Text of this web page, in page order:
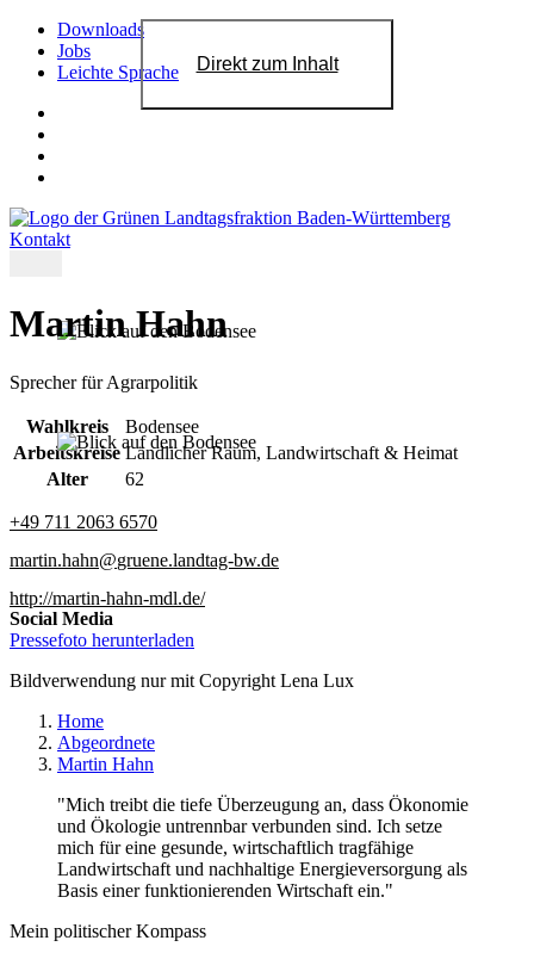
Direkt zum Inhalt
Downloads
Jobs
Leichte Sprache
Kontakt
Martin Hahn
Sprecher für Agrarpolitik
Wahlkreis
Bodensee
Arbeitskreise Ländlicher Raum, Landwirtschaft & Heimat
Alter
62
+49 711 2063 6570
martin.hahn
gruene.landtag-bw de
http://martin-hahn-mdl.de/
Social Media
Pressefoto herunterladen
Bildverwendung nur mit Copyright Lena Lux
Home
Abgeordnete
Martin Hahn
"Mich treibt die tiefe Überzeugung an, dass Ökonomie
und Ökologie untrennbar verbunden sind. Ich setze
mich für eine gesunde, wirtschaftlich tragfähige
Landwirtschaft und nachhaltige Energieversorgung als
Basis einer funktionierenden Wirtschaft ein."
Mein politischer Kompass